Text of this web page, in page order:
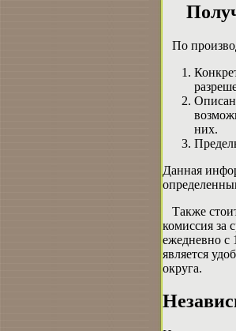
По
них.
Данная
Также
комиссия за
ежедневно с
является
округа.